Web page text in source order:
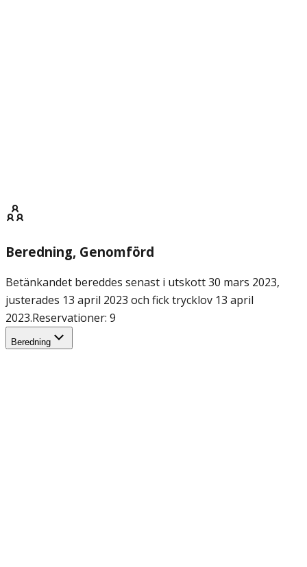
Beredning, Genomförd
Betänkandet bereddes senast i utskott 30 mars 2023,
justerades 13 april 2023 och fick trycklov 13 april
2023.Reservationer: 9
Beredning